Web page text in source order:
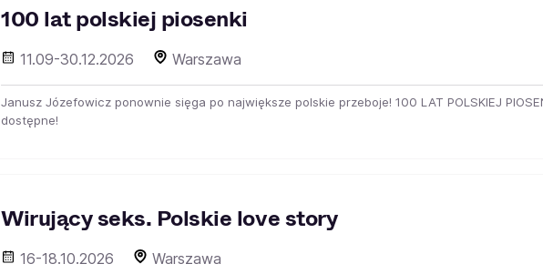
100 lat polskiej piosenki
11.09-30.12.2026 Warszawa
Janusz Józefowicz ponownie sięga po największe polskie przeboje! 100 LAT POLSKIEJ
dostępne!
Wirujący seks. Polskie love story
16-18.10.2026 Warszawa